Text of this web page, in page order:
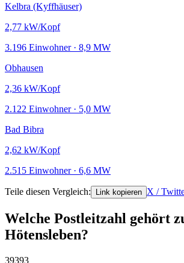
Kelbra (Kyffhäuser)
2,77 kW/Kopf
3.196 Einwohner · 8,9 MW
Obhausen
2,36 kW/Kopf
2.122 Einwohner · 5,0 MW
Bad Bibra
2,62 kW/Kopf
2.515 Einwohner · 6,6 MW
Teile diesen Vergleich: Link kopieren X /
Welche Postleitzahl gehört
Hötensleben?
39393